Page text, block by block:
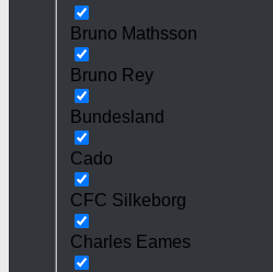
Bruno Mathsson
Bruno Rey
Bundesland
Cado
CFC Silkeborg
Charles Eames